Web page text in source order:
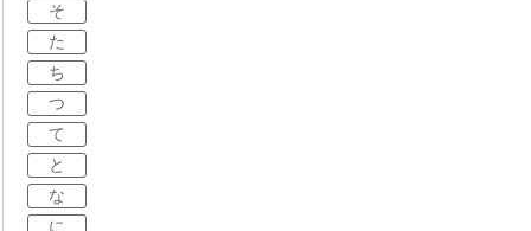
そ
た
ち
つ
て
と
な
に